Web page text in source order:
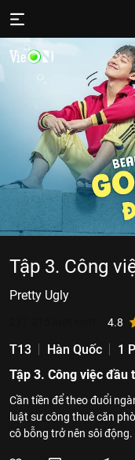
Tập 3. Công
Pretty Ugly
4.8
T13 Hàn Quốc 1
Tập 3. Công việc đầu
Cần tiền để theo đuổi
luật sư công thuê căn
cô bỗng trở nên sôi động.